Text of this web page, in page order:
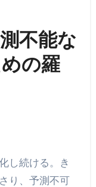
不能な
の羅
り、予測不可